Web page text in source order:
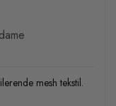
mesh tekstil.